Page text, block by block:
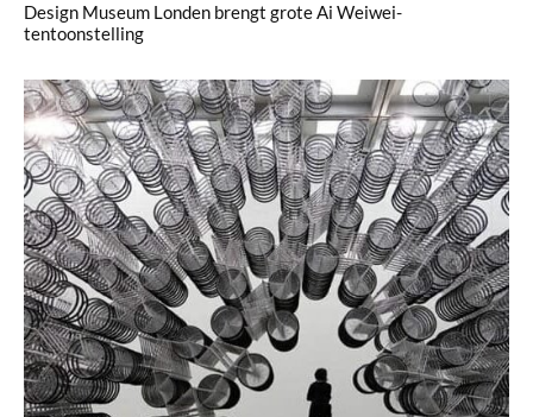
Design Museum Londen brengt grote Ai Weiwei-
tentoonstelling